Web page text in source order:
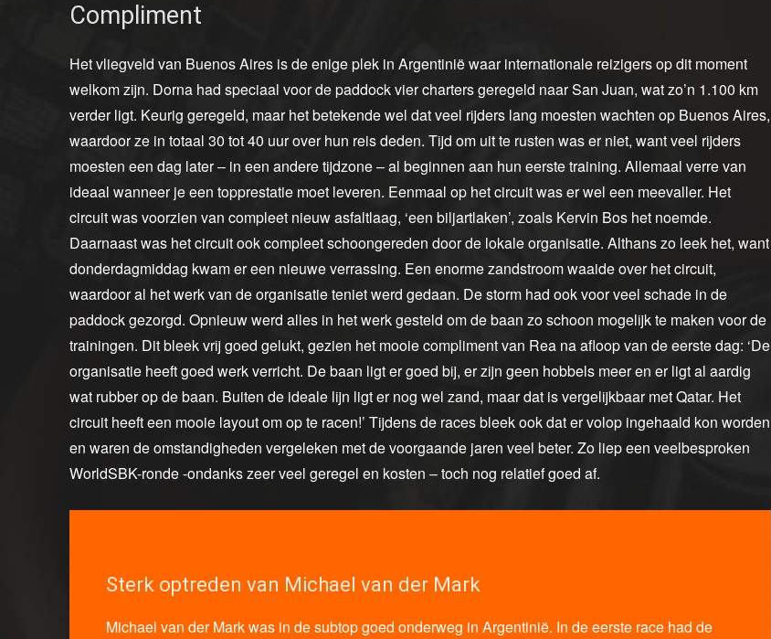
Compliment
Het vliegveld van Buenos Aires is de enige plek in Argentinië waar internationale reizigers op dit moment
welkom zijn. Dorna had speciaal voor de paddock vier charters geregeld naar San Juan, wat zo’n 1.100 km
verder ligt. Keurig geregeld, maar het betekende wel dat veel rijders lang moesten wachten op Buenos Aires,
waardoor ze in totaal 30 tot 40 uur over hun reis deden. Tijd om uit te rusten was er niet, want veel rijders
moesten een dag later – in een andere tijdzone – al beginnen aan hun eerste training. Allemaal verre van
ideaal wanneer je een topprestatie moet leveren. Eenmaal op het circuit was er wel een meevaller. Het
circuit was voorzien van compleet nieuw asfaltlaag, ‘een biljartlaken’, zoals Kervin Bos het noemde.
Daarnaast was het circuit ook compleet schoongereden door de lokale organisatie. Althans zo leek het, want
donderdagmiddag kwam er een nieuwe verrassing. Een enorme zandstroom waaide over het circuit,
waardoor al het werk van de organisatie teniet werd gedaan. De storm had ook voor veel schade in de
paddock gezorgd. Opnieuw werd alles in het werk gesteld om de baan zo schoon mogelijk te maken voor de
trainingen. Dit bleek vrij goed gelukt, gezien het mooie compliment van Rea na afloop van de eerste dag: ‘De
organisatie heeft goed werk verricht. De baan ligt er goed bij, er zijn geen hobbels meer en er ligt al aardig
wat rubber op de baan. Buiten de ideale lijn ligt er nog wel zand, maar dat is vergelijkbaar met Qatar. Het
circuit heeft een mooie layout om op te racen!’ Tijdens de races bleek ook dat er volop ingehaald kon worden
en waren de omstandigheden vergeleken met de voorgaande jaren veel beter. Zo liep een veelbesproken
WorldSBK-ronde -ondanks zeer veel geregel en kosten – toch nog relatief goed af.
Sterk optreden van Michael van der Mark
Michael van der Mark was in de subtop goed onderweg in Argentinië. In de eerste race had de